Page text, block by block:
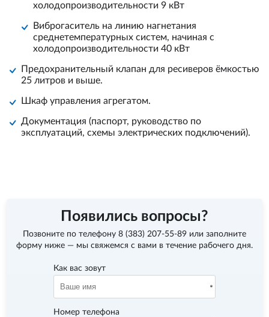
холодопроизводительности 9 кВт
Виброгаситель на линию нагнетания
среднетемпературных систем, начиная с
холодопроизводительности 40 кВт
Предохранительный клапан для ресиверов ёмкостью
25 литров и выше.
Шкаф управления агрегатом.
Документация (паспорт, руководство по
эксплуатаций, схемы электрических подключений).
Появились вопросы?
Позвоните по телефону 8 (383) 207-55-89 или заполните
форму ниже — мы свяжемся с вами в течение рабочего дня.
Как вас зовут
Номер телефона